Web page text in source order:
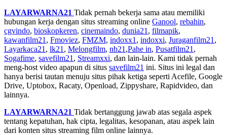
LAYARWARNA21 Tidak pernah bekerja sama atau memiliki
hubungan kerja dengan situs streaming online Ganool, rebahin,
cgvindo, bioskopkeren, cinemaindo, dunia21 , filmapik,
kawanfilm21 , Fmoviez, FMZM, indoxx1 , indoxxi, Juraganfilm21 ,
Layarkaca21 , lk21 , Melongfilm, nb21 ,Pahe in, Pusatfilm21 ,
Sogafime, savefilm21 , Streamxxi, dan lain-lain. Kami tidak pernah
meng-host video apapun di situs savefilm21 ini. Situs ini legal dan
hanya berisi tautan menuju situs pihak ketiga seperti Acefile, Google
Drive, Uptobox, Racaty, Openload, Zippyshare, Rapidvideo, dan
lainnya.
LAYARWARNA21 Tidak bertanggung jawab atas segala aspek
tentang kepatuhan, hak cipta, legalitas, kesopanan, atau aspek lain
dari konten situs streaming film online lainnya.